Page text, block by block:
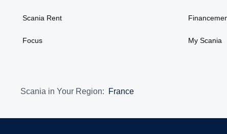
Scania Rent
Focus My Scania
Scania in Your Region: France